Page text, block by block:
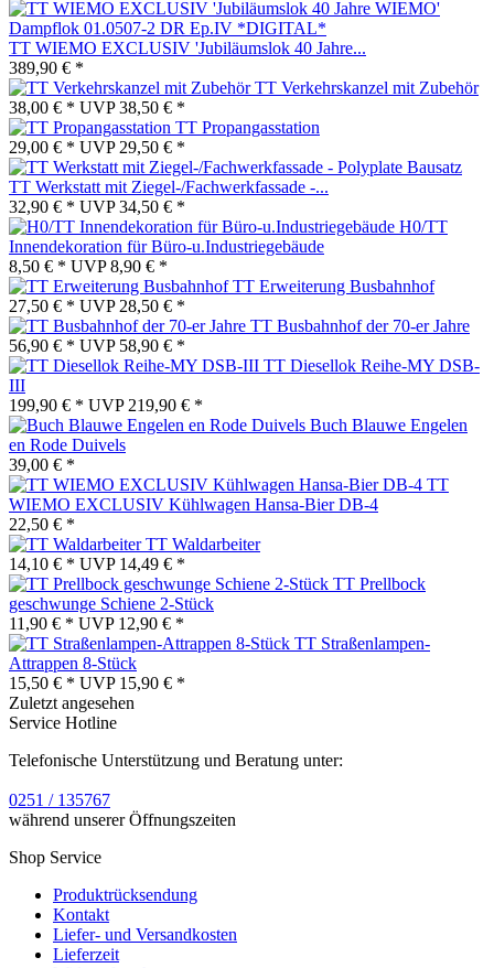
TT WIEMO EXCLUSIV 'Jubiläumslok 40 Jahre...
389,90 € *
TT Verkehrskanzel mit Zubehör
38,00 € * UVP38,50 € *
TT Propangasstation
29,00 € * UVP 29,50 € *
TT Werkstatt mit Ziegel-/Fachwerkfassade -...
32,90 € * UVP34,50 € *
H0/TT
Innendekoration für Büro-u.Industriegebäude
8,50 € * UVP8,90 € *
TT Erweiterung Busbahnhof
27,50 € * UVP 28,50 € *
TT Busbahnhof der 70-er Jahre
56,90 € * UVP 58,90 € *
TT Diesellok Reihe-MY DSB-
III
199,90 € * UVP 219,90 € *
Buch Blauwe Engelen
en Rode Duivels
39,00 € *
TT
WIEMO EXCLUSIV Kühlwagen Hansa-Bier DB-4
22,50 € *
TT Waldarbeiter
14,10 € * UVP 14,49 € *
TT Prellbock
geschwunge Schiene 2-Stück
11,90 € * UVP 12,90 € *
TT Straßenlampen-
Attrappen 8-Stück
15,50 € * UVP 15,90 € *
Zuletzt angesehen
Service Hotline
Telefonische Unterstützung und Beratung unter:
0251 / 135767
während unserer Öffnungszeiten
Shop Service
Produktrücksendung
Kontakt
Liefer- und Versandkosten
Lieferzeit